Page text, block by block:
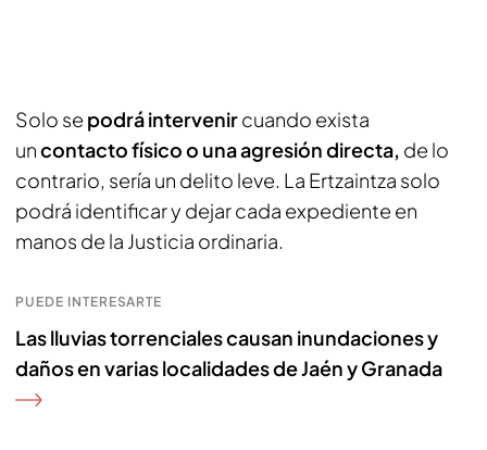
Solo se podrá intervenircuando exista
uncontacto físico o una agresión directa, de lo
contrario, sería un delito leve. La Ertzaintza solo
podrá identificar y dejar cada expediente en
manos de la Justicia ordinaria.
PUEDE INTERESARTE
Las lluvias torrenciales causan inundaciones y
daños en varias localidades de Jaén y Granada